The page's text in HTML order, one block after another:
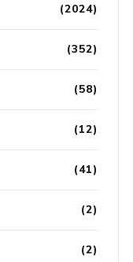
(2024)
(352)
(58)
(12)
(41)
(2)
(2)